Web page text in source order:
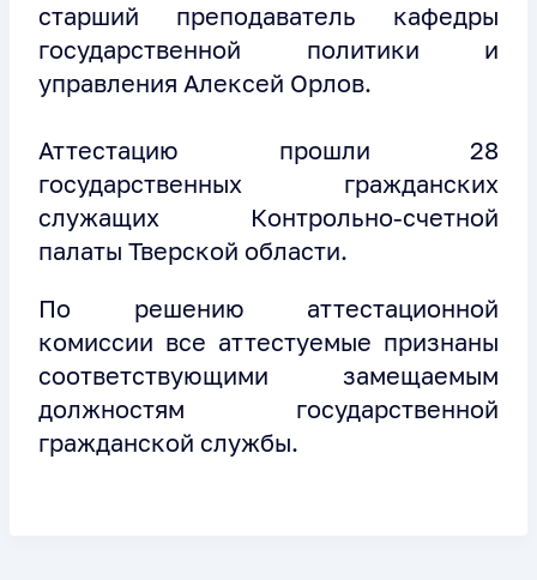
старший преподаватель кафедры
государственной политики и
управления Алексей Орлов.
Аттестацию прошли 28
государственных гражданских
служащих Контрольно-счетной
палаты Тверской области.
По решению аттестационной
комиссии все аттестуемые признаны
соответствующими замещаемым
должностям государственной
гражданской службы.